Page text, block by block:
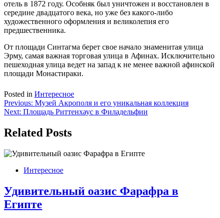
отель в 1872 году. Особняк был уничтожен и восстановлен в
середине двадцатого века, но уже без какого-либо
художественного оформления и великолепия его
предшественника.
От площади Синтагма берет свое начало знаменитая улица
Эрму, самая важная торговая улица в Афинах. Исключительно
пешеходная улица ведет на запад к не менее важной афинской
площади Монастираки.
Posted in Интересное
Навигация
по
записям
Previous: Музей Акрополя и его уникальная коллекция
Next: Площадь Риттенхаус в Филадельфии
Related Posts
Интересное
Удивительный оазис Фарафра в
Египте